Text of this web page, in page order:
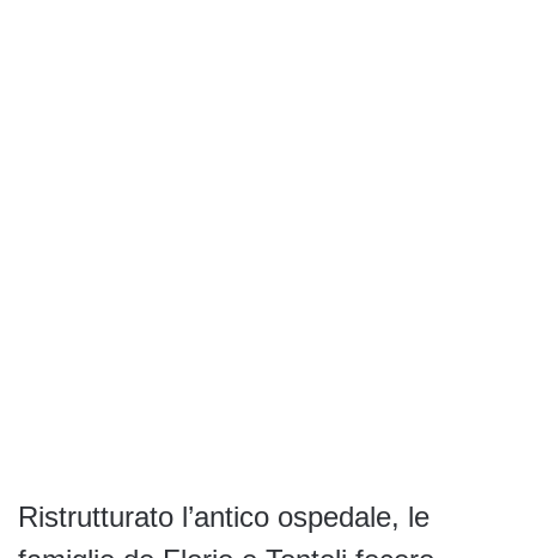
Ristrutturato l’antico ospedale, le